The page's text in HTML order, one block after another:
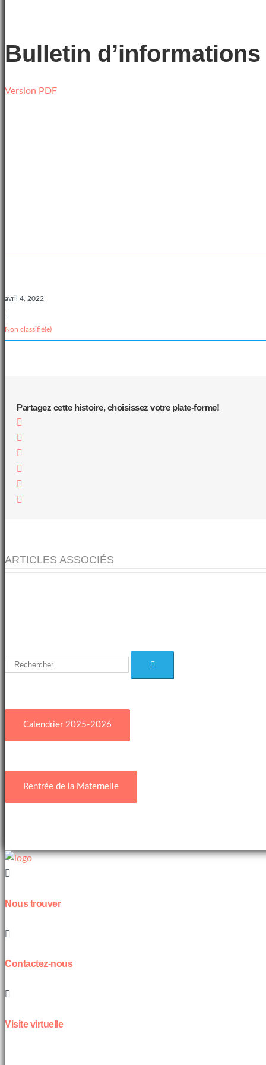
Bulletin
Version PDF
avril 4, 2022
Non classifié(e)
Partagez cette histoire, choisissez votre plate-forme!
ARTICLES ASSOCIÉS
Calendrier 2025-2026
Rentrée de la Maternelle
Nous trouver
Contactez-nous
Visite virtuelle